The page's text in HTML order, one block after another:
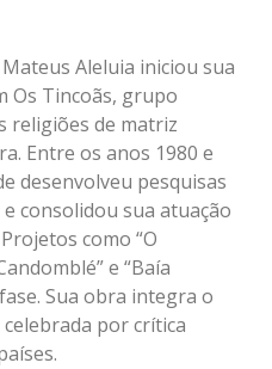
Aleluia iniciou sua
Os Tincoãs, grupo
religiões de matriz
Entre os anos 1980 e
desenvolveu pesquisas
consolidou sua atuação
como “O
e “Baía
Sua obra integra o
por crítica